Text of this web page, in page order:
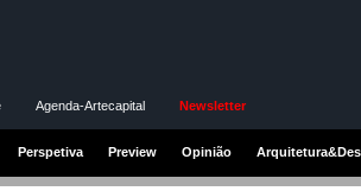
Agenda-Artecapital Newsletter
Perspetiva Preview Opinião Arquitetura&Des